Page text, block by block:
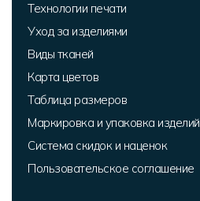
Технологии печати
Уход за изделиями
Виды тканей
Карта цветов
Таблица размеров
Маркировка и упаковка изделий
Система скидок и наценок
Пользовательское соглашение